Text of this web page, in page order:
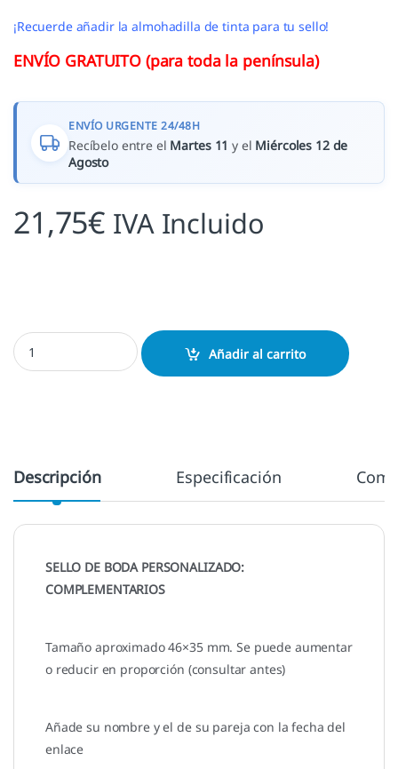
¡Recuerde añadir la almohadilla de tinta para tu sello!
ENVÍO GRATUITO (para toda la península)
ENVÍO URGENTE 24/48H
Recíbelo entre el Martes 11 y el Miércoles 12 de
Agosto
21,75€ IVA Incluido
Sello boda Complementarios cantidad
Añadir al carrito
Descripción Especificación
SELLO DE BODA PERSONALIZADO:
COMPLEMENTARIOS
Tamaño aproximado 46×35 mm. Se puede aumentar
o reducir en proporción (consultar antes)
Añade su nombre y el de su pareja con la fecha del
enlace